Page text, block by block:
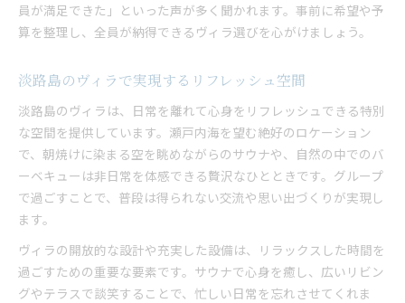
員が満足できた」といった声が多く聞かれます。事前に希望や予
算を整理し、全員が納得できるヴィラ選びを心がけましょう。
淡路島のヴィラで実現するリフレッシュ空間
淡路島のヴィラは、日常を離れて心身をリフレッシュできる特別
な空間を提供しています。瀬戸内海を望む絶好のロケーション
で、朝焼けに染まる空を眺めながらのサウナや、自然の中でのバ
ーベキューは非日常を体感できる贅沢なひとときです。グループ
で過ごすことで、普段は得られない交流や思い出づくりが実現し
ます。
ヴィラの開放的な設計や充実した設備は、リラックスした時間を
過ごすための重要な要素です。サウナで心身を癒し、広いリビン
グやテラスで談笑することで、忙しい日常を忘れさせてくれま